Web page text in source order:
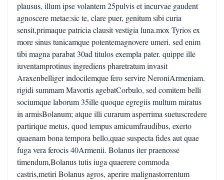
plausus, illum ipse volantem 25pulvis et incurvae gaudent
agnoscere metae:sic te, clare puer, genitum sibi curia
sensit,primaque patricia clausit vestigia luna.mox Tyrios ex
more sinus tunicamque potentemagnovere umeri. sed enim
tibi magna parabat 30ad titulos exempla pater. quippe ille
iuventamprotinus ingrediens pharetratum invasit
Araxenbelliger indocilemque fero servire NeroniArmeniam.
rigidi summam Mavortis agebatCorbulo, sed comitem belli
sociumque laborum 35ille quoque egregiis multum miratus
in armisBolanum; atque illi curarum asperrima suetuscredere
partirique metus, quod tempus amicumfraudibus, exerto
quaenam bona tempora bello,quae suspecta fides aut quae
fuga vera ferocis 40Armenii. Bolanus iter praenosse
timendum,Bolanus tutis iuga quaerere commoda
castris,metiri Bolanus agros, aperire malignastorrentum